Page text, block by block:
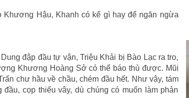
Hậu, Khanh có kế gì hay để ngăn ngừa
đập đầu tự vận, Triệu Khải bị Bào Lạc ra tro,
Khương Hoàng Sở có thể báo thù được. Mũi
chư hầu về chầu, chém đầu hết. Như vậy, tám
cọp thiếu vây, dù chúng có muốn làm phản